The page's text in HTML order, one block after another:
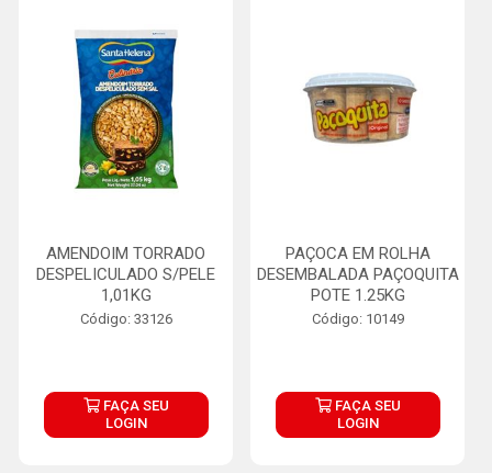
AMENDOIM TORRADO
DESPELICULADO S/PELE
1,01KG
Código: 33126
FAÇA SEU
LOGIN
PAÇOCA EM ROLHA
DESEMBALADA PAÇOQUITA
POTE 1.25KG
Código: 10149
FAÇA SEU
LOGIN